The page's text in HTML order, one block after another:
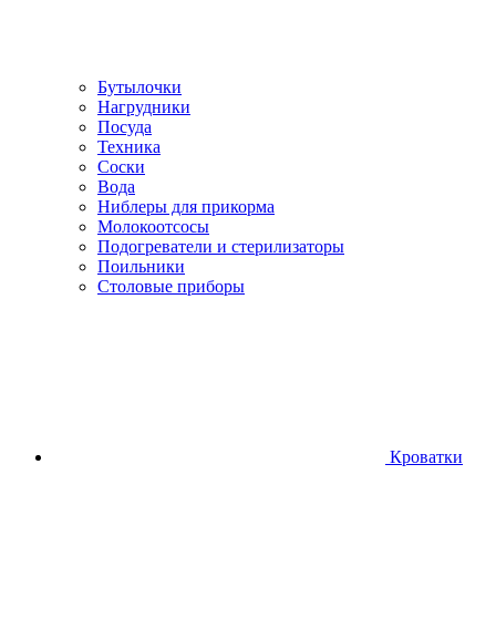
Бутылочки
Нагрудники
Посуда
Техника
Соски
Вода
Ниблеры для прикорма
Молокоотсосы
Подогреватели и стерилизаторы
Поильники
Столовые приборы
Кроватки